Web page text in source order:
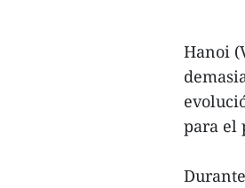
Hanoi
para el